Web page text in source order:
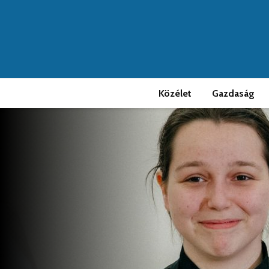
Közélet Gazdaság